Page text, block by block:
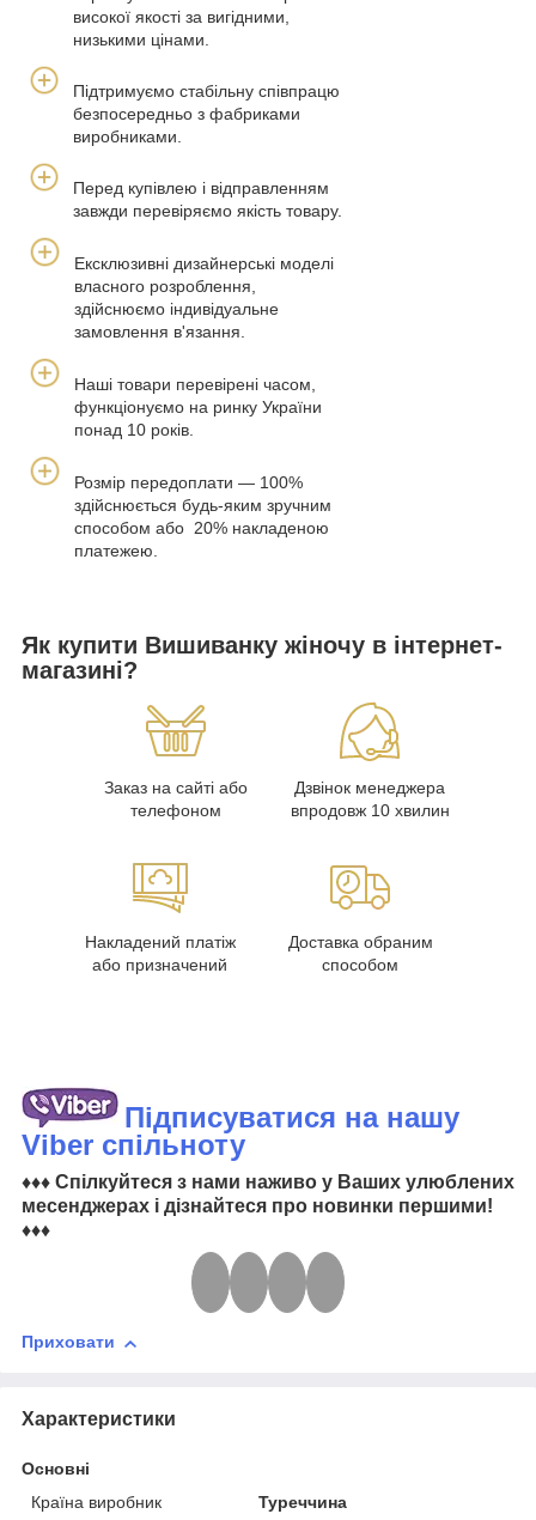
високої якості за вигідними,
низькими цінами.
Підтримуємо стабільну співпрацю
безпосередньо з фабриками
виробниками.
Перед купівлею і відправленням
завжди перевіряємо якість товару.
Ексклюзивні дизайнерські моделі
власного розроблення,
здійснюємо індивідуальне
замовлення в'язання.
Наші товари перевірені часом,
функціонуємо на ринку України
понад 10 років.
Розмір передоплати — 100%
здійснюється будь-яким зручним
способом або 20% накладеною
платежею.
Як купити Вишиванку жіночу в інтернет-
магазині?
Заказ на сайті або
телефоном
Дзвінок менеджера
впродовж 10 хвилин
Накладений платіж
або призначений
Доставка обраним
способом
Підписуватися на нашу
Viber спільноту
♦♦♦ Спілкуйтеся з нами наживо у Ваших улюблених
месенджерах і дізнайтеся про новинки першими!
♦♦♦
Приховати
Характеристики
Основні
Країна виробник
Туреччина